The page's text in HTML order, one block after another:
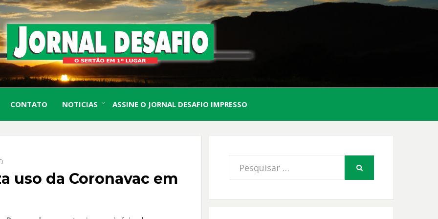
JORNAL
DESAFIO
O Sertão em 1º Lugar
CONTATO NOTICIAS ASSINE O JORNAL DESAFIO IMPRESSO
uso da Coronavac em
Procurar